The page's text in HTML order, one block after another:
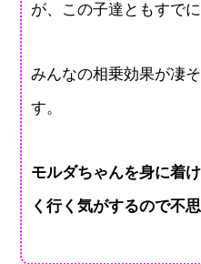
が、この子達ともすで
みんなの相乗効果が凄
す。
モルダちゃんを身に着
く行く気がするので不思